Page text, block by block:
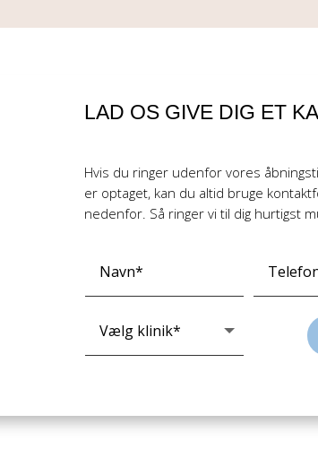
LAD OS GIVE DIG ET
Hvis du ringer udenfor vores
er optaget, kan du altid bruge
nedenfor. Så ringer vi til dig hurtigst